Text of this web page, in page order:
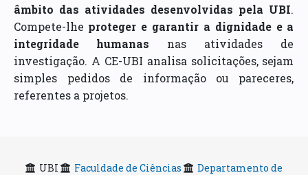
âmbito das atividades desenvolvidas pela UBI.
Compete-lhe proteger e garantir a dignidade e a
integridade humanas nas atividades de
investigação. A CE-UBI analisa solicitações, sejam
simples pedidos de informação ou pareceres,
referentes a projetos.
UBI Faculdade de Ciências
Departamento de